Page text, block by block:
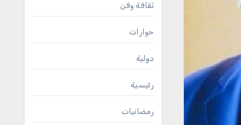
ثقافة وفن
حوارات
دولية
رئيسية
رمضانيات